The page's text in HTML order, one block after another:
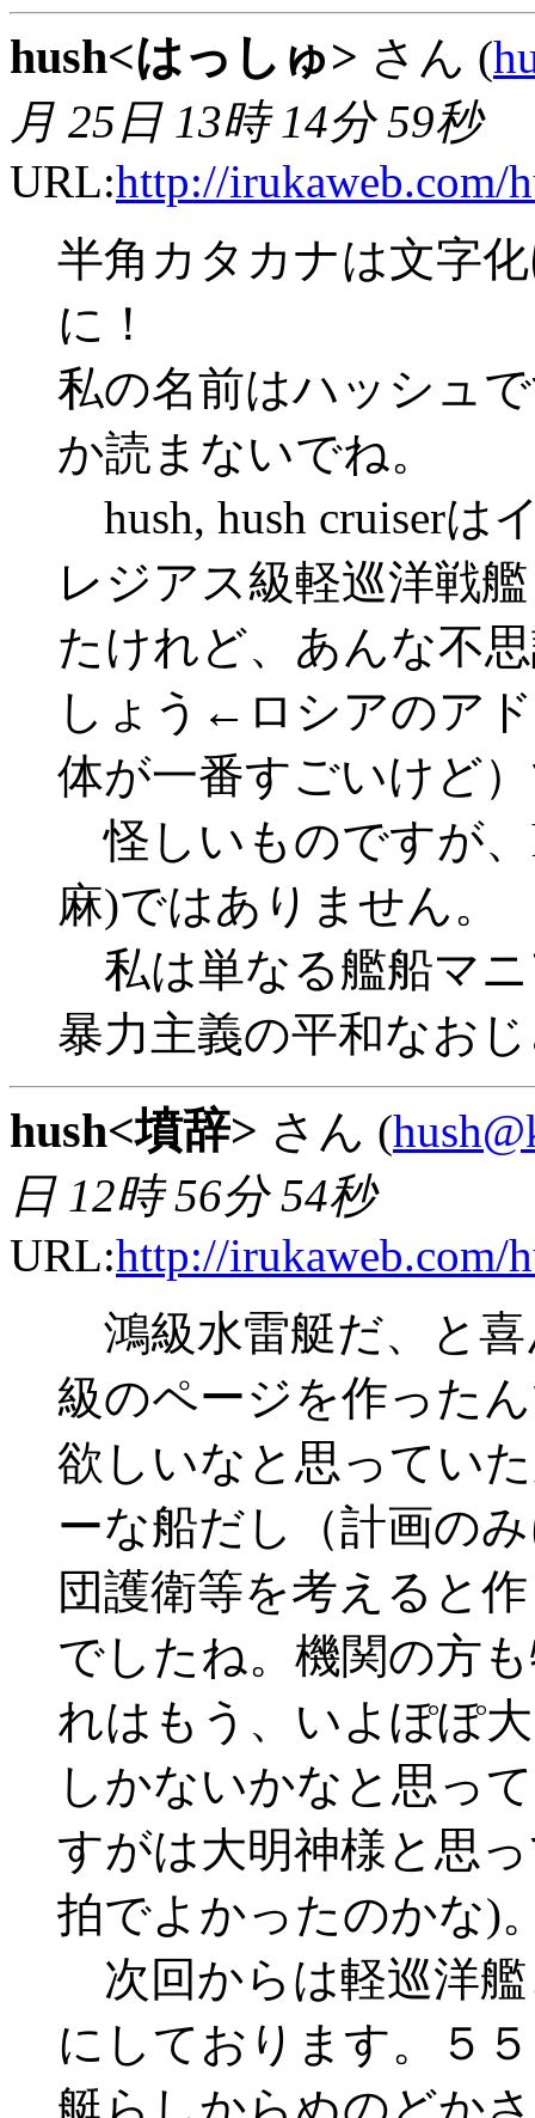
hush<はっしゅ> さん (
月 25日 13時 14分 59秒
URL:http://irukaweb.com/
半角カタカナは文字
に！
私の名前はハッシュ
か読まないでね。
hush, hush cruiserは
レジアス級軽巡洋戦
たけれど、あんな不
しょう←ロシアのア
体が一番すごいけど
怪しいものですが、
麻)ではありません。
私は単なる艦船マ
暴力主義の平和なお
hush<墳辞> さん (
日 12時 56分 54秒
URL:http://irukaweb.com/
鴻級水雷艇だ、と
級のページを作った
欲しいなと思ってい
ーな船だし（計画の
団護衛等を考えると
でしたね。機関の方
れはもう、いよぽぽ
しかないかなと思っ
すがは大明神様と思
拍でよかったのかな)
次回からは軽巡洋
にしております。５